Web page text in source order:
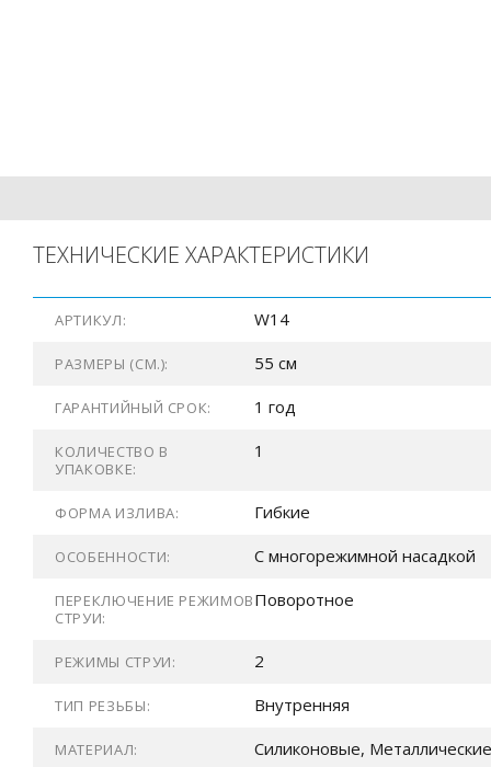
ТЕХНИЧЕСКИЕ ХАРАКТЕРИСТИКИ
АРТИКУЛ: W14
РАЗМЕРЫ (СМ.): 55 см
ГАРАНТИЙНЫЙ СРОК: 1 год
КОЛИЧЕСТВО В
УПАКОВКЕ:
1
ФОРМА ИЗЛИВА: Гибкие
ОСОБЕННОСТИ: С многорежимной насадкой
ПЕРЕКЛЮЧЕНИЕ РЕЖИМОВ
СТРУИ:
Поворотное
РЕЖИМЫ СТРУИ: 2
ТИП РЕЗЬБЫ: Внутренняя
МАТЕРИАЛ: Силиконовые, Металлические